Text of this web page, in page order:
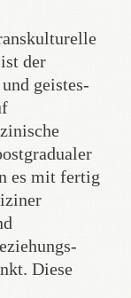
der
geistes­
es mit fertig
Diese